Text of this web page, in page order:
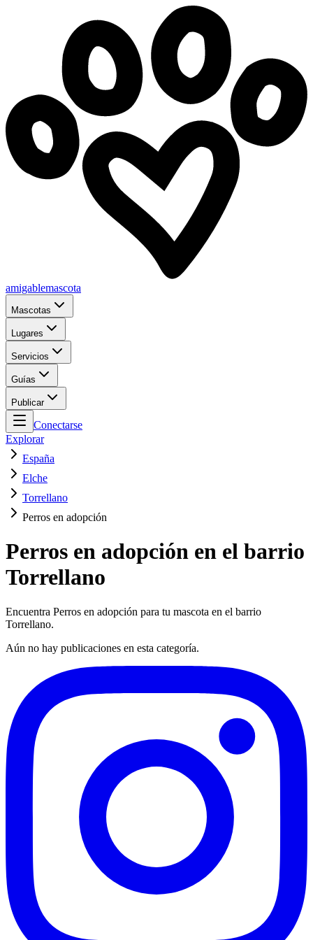
amigablemascota
Mascotas
Lugares
Servicios
Guías
Publicar
Conectarse
Explorar
España
Elche
Torrellano
Perros en adopción
Perros en adopción en el barrio
Torrellano
Encuentra Perros en adopción para tu mascota en el barrio
Torrellano.
Aún no hay publicaciones en esta categoría.